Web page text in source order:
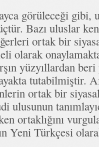
görüleceği gibi,
Bazı uluslar
ortak bir
olarak
yüzyıllardan
tutabilmiştir.
ortak bir
ulusunun
ortaklığını
Yeni Türkçesi